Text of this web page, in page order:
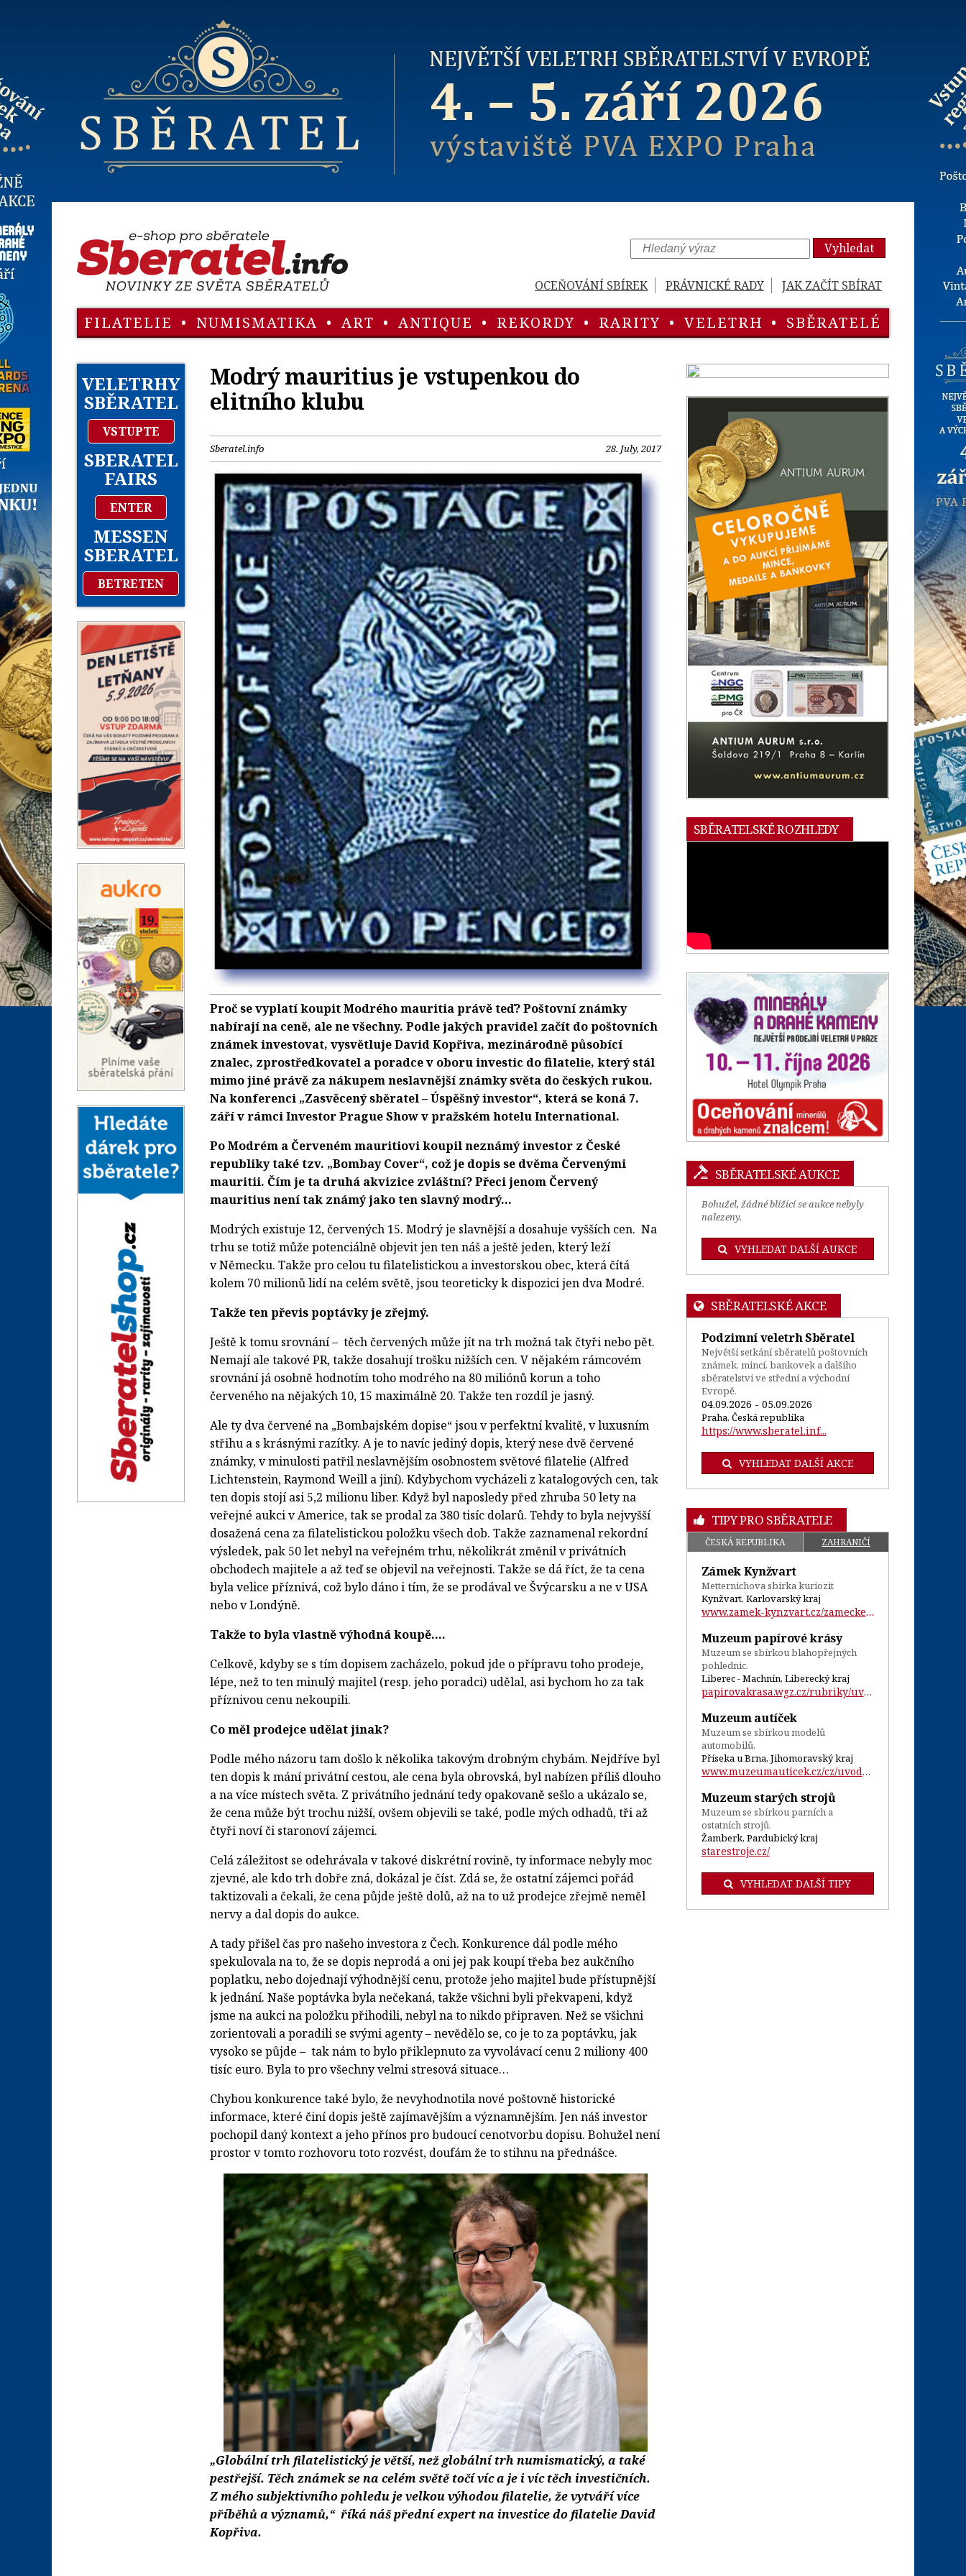
Vyhledat
OCEŇOVÁNÍ SBÍREK PRÁVNICKÉ RADY JAK ZAČÍT SBÍRAT
FILATELIE • NUMISMATIKA • ART • ANTIQUE • REKORDY • RARITY • VELETRH • SBĚRATELÉ
VELETRHY
SBĚRATEL
VSTUPTE
SBERATEL
FAIRS
ENTER
MESSEN
SBERATEL
BETRETEN
Modrý mauritius je vstupenkou do
elitního klubu
Sberatel.info 28. July, 2017
Proč se vyplatí koupit Modrého mauritia právě teď? Poštovní známky
nabírají na ceně, ale ne všechny. Podle jakých pravidel začít do poštovních
známek investovat, vysvětluje David Kopřiva, mezinárodně působící
znalec, zprostředkovatel a poradce v oboru investic do filatelie, který stál
mimo jiné právě za nákupem neslavnější známky světa do českých rukou.
Na konferenci „Zasvěcený sběratel – Úspěšný investor“, která se koná 7.
září v rámci Investor Prague Show v pražském hotelu International.
Po Modrém a Červeném mauritiovi koupil neznámý investor z České
republiky také tzv. „Bombay Cover“, což je dopis se dvěma Červenými
mauritii. Čím je ta druhá akvizice zvláštní? Přeci jenom Červený
mauritius není tak známý jako ten slavný modrý…
Modrých existuje 12, červených 15. Modrý je slavnější a dosahuje vyšších cen. Na
trhu se totiž může potenciálně objevit jen ten náš a ještě jeden, který leží
v Německu. Takže pro celou tu filatelistickou a investorskou obec, která čítá
kolem 70 milionů lidí na celém světě, jsou teoreticky k dispozici jen dva Modré.
Takže ten převis poptávky je zřejmý.
Ještě k tomu srovnání – těch červených může jít na trh možná tak čtyři nebo pět.
Nemají ale takové PR, takže dosahují trošku nižších cen. V nějakém rámcovém
srovnání já osobně hodnotím toho modrého na 80 miliónů korun a toho
červeného na nějakých 10, 15 maximálně 20. Takže ten rozdíl je jasný.
Ale ty dva červené na „Bombajském dopise“ jsou v perfektní kvalitě, v luxusním
střihu a s krásnými razítky. A je to navíc jediný dopis, který nese dvě červené
známky, v minulosti patřil neslavnějším osobnostem světové filatelie (Alfred
Lichtenstein, Raymond Weill a jiní). Kdybychom vycházeli z katalogových cen, tak
ten dopis stojí asi 5,2 milionu liber. Když byl naposledy před zhruba 50 lety na
veřejné aukci v Americe, tak se prodal za 380 tisíc dolarů. Tehdy to byla nejvyšší
dosažená cena za filatelistickou položku všech dob. Takže zaznamenal rekordní
výsledek, pak 50 let nebyl na veřejném trhu, několikrát změnil v privátních
obchodech majitele a až teď se objevil na veřejnosti. Takže se dá říct, že ta cena
byla velice příznivá, což bylo dáno i tím, že se prodával ve Švýcarsku a ne v USA
nebo v Londýně.
Takže to byla vlastně výhodná koupě….
Celkově, kdyby se s tím dopisem zacházelo, pokud jde o přípravu toho prodeje,
lépe, než to ten minulý majitel (resp. jeho poradci) udělal, asi bychom ho za tak
příznivou cenu nekoupili.
Co měl prodejce udělat jinak?
Podle mého názoru tam došlo k několika takovým drobným chybám. Nejdříve byl
ten dopis k mání privátní cestou, ale cena byla obrovská, byl nabízen příliš dlouho
a na více místech světa. Z privátního jednání tedy opakovaně sešlo a ukázalo se,
že cena může být trochu nižší, ovšem objevili se také, podle mých odhadů, tři až
čtyři noví či staronoví zájemci.
Celá záležitost se odehrávala v takové diskrétní rovině, ty informace nebyly moc
zjevné, ale kdo trh dobře zná, dokázal je číst. Zdá se, že ostatní zájemci pořád
taktizovali a čekali, že cena půjde ještě dolů, až na to už prodejce zřejmě neměl
nervy a dal dopis do aukce.
A tady přišel čas pro našeho investora z Čech. Konkurence dál podle mého
spekulovala na to, že se dopis neprodá a oni jej pak koupí třeba bez aukčního
poplatku, nebo dojednají výhodnější cenu, protože jeho majitel bude přístupnější
k jednání. Naše poptávka byla nečekaná, takže všichni byli překvapeni, když
jsme na aukci na položku přihodili, nebyl na to nikdo připraven. Než se všichni
zorientovali a poradili se svými agenty – nevědělo se, co je to za poptávku, jak
vysoko se půjde – tak nám to bylo přiklepnuto za vyvolávací cenu 2 miliony 400
tisíc euro. Byla to pro všechny velmi stresová situace…
Chybou konkurence také bylo, že nevyhodnotila nové poštovně historické
informace, které činí dopis ještě zajímavějším a významnějším. Jen náš investor
pochopil daný kontext a jeho přínos pro budoucí cenotvorbu dopisu. Bohužel není
prostor v tomto rozhovoru toto rozvést, doufám že to stihnu na přednášce.
„Globální trh filatelistický je větší, než globální trh numismatický, a také
pestřejší. Těch známek se na celém světě točí víc a je i víc těch investičních.
Z mého subjektivního pohledu je velkou výhodou filatelie, že vytváří více
příběhů a významů,“ říká náš přední expert na investice do filatelie David
Kopřiva.
SBĚRATELSKÉ ROZHLEDY
SBĚRATELSKÉ AUKCE
Bohužel, žádné blížící se aukce nebyly
nalezeny.
VYHLEDAT DALŠÍ AUKCE
SBĚRATELSKÉ AKCE
Podzimní veletrh Sběratel
Největší setkání sběratelů poštovních
známek, mincí, bankovek a dalšího
sběratelstvi ve střední a východní
Evropě.
04.09.2026 - 05.09.2026
Praha, Česká republika
https://www.sberatel.inf...
VYHLEDAT DALŠÍ AKCE
TIPY PRO SBĚRATELE
ČESKÁ REPUBLIKA ZAHRANIČÍ
Zámek Kynžvart
Metternichova sbírka kuriozit
Kynžvart, Karlovarský kraj
www.zamek-kynzvart.cz/zamecke-sbirky.php...
Muzeum papírové krásy
Muzeum se sbírkou blahopřejných
pohlednic.
Liberec - Machnín, Liberecký kraj
papirovakrasa.wgz.cz/rubriky/uvod...
Muzeum autíček
Muzeum se sbírkou modelů
automobilů.
Příseka u Brna, Jihomoravský kraj
www.muzeumauticek.cz/cz/uvodni-stranka.h...
Muzeum starých strojů
Muzeum se sbírkou parních a
ostatních strojů.
Žamberk, Pardubický kraj
starestroje.cz/
VYHLEDAT DALŠÍ TIPY